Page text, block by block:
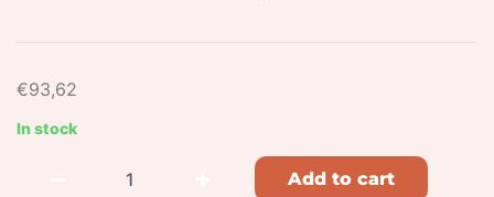
€93,62
In stock
Add to cart